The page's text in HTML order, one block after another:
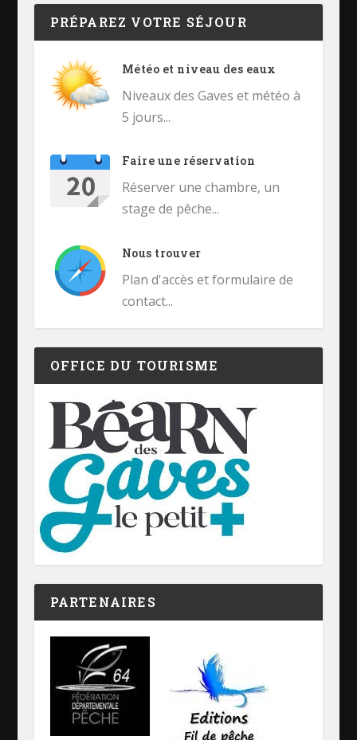
PRÉPAREZ VOTRE SÉJOUR
Météo et niveau des eaux
Niveaux des Gaves et météo à
5 jours...
Faire une réservation
Réserver une chambre, un
stage de pêche...
Nous trouver
Plan d'accès et formulaire de
contact...
OFFICE DU TOURISME
PARTENAIRES